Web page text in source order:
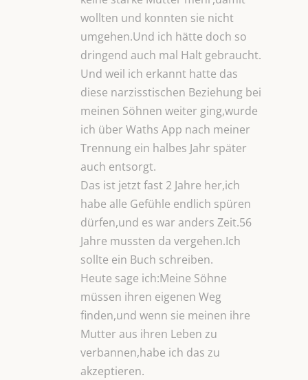
wollten und konnten sie nicht
umgehen.Und ich hätte doch so
dringend auch mal Halt gebraucht.
Und weil ich erkannt hatte das
diese narzisstischen Beziehung bei
meinen Söhnen weiter ging,wurde
ich über Waths App nach meiner
Trennung ein halbes Jahr später
auch entsorgt.
Das ist jetzt fast 2 Jahre her,ich
habe alle Gefühle endlich spüren
dürfen,und es war anders Zeit.56
Jahre mussten da vergehen.Ich
sollte ein Buch schreiben.
Heute sage ich:Meine Söhne
müssen ihren eigenen Weg
finden,und wenn sie meinen ihre
Mutter aus ihren Leben zu
verbannen,habe ich das zu
akzeptieren.